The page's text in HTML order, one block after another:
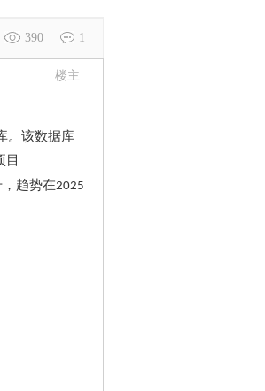
390 1
楼主
。该数据库
目
趋势在2025